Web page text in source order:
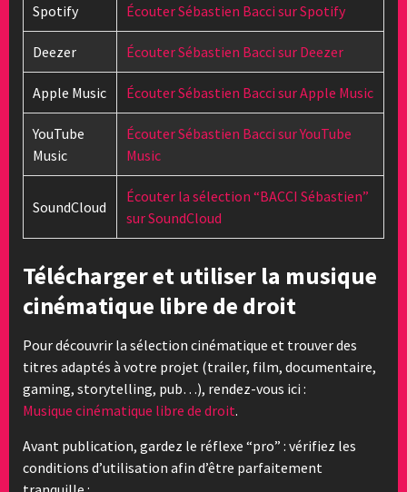
Spotify Écouter Sébastien Bacci sur Spotify
Deezer Écouter Sébastien Bacci sur Deezer
Apple Music Écouter Sébastien Bacci sur Apple Music
YouTube
Music
Écouter Sébastien Bacci sur YouTube
Music
SoundCloud
Écouter la sélection “BACCI Sébastien”
sur SoundCloud
Télécharger et utiliser la musique
cinématique libre de droit
Pour découvrir la sélection cinématique et trouver des
titres adaptés à votre projet (trailer, film, documentaire,
gaming, storytelling, pub…), rendez-vous ici :
Musique cinématique libre de droit.
Avant publication, gardez le réflexe “pro” : vérifiez les
conditions d’utilisation afin d’être parfaitement